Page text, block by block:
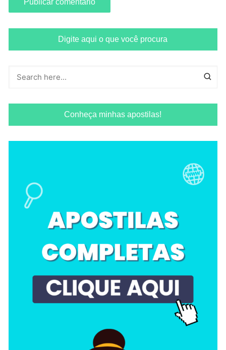
Digite aqui o que você procura
Conheça minhas apostilas!